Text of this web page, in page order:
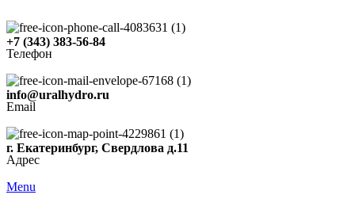
+7 (343) 383-56-84
Телефон
info@uralhydro.ru
Email
г. Екатеринбург, Свердлова д.11
Адрес
Menu